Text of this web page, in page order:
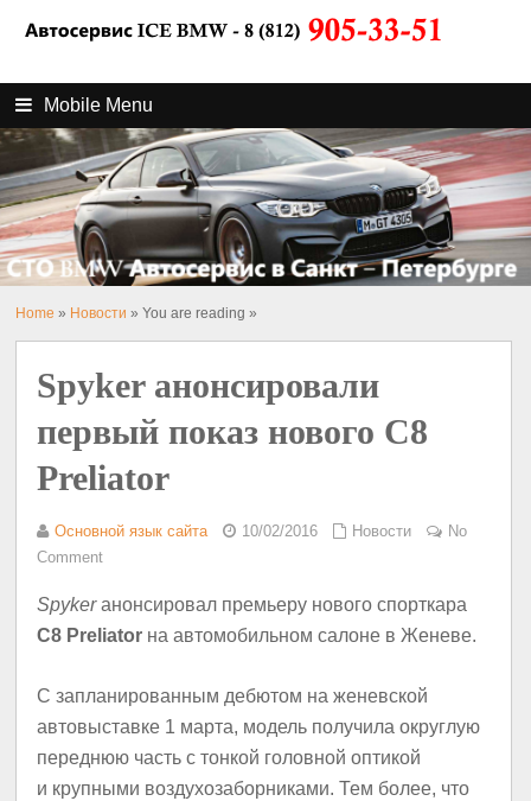
Mobile Menu
Home » Новости » You are reading »
Spyker анонсировали
первый показ нового C8
Preliator
Основной язык сайта 10/02/2016 Новости
No
Comment
Spykerанонсировал премьеру нового спорткара
C8 Preliator на автомобильном салоне в Женеве.
С запланированным дебютом на женевской
автовыставке 1 марта, модель получила округлую
переднюю часть с тонкой головной оптикой
и крупными воздухозаборниками. Тем более, что